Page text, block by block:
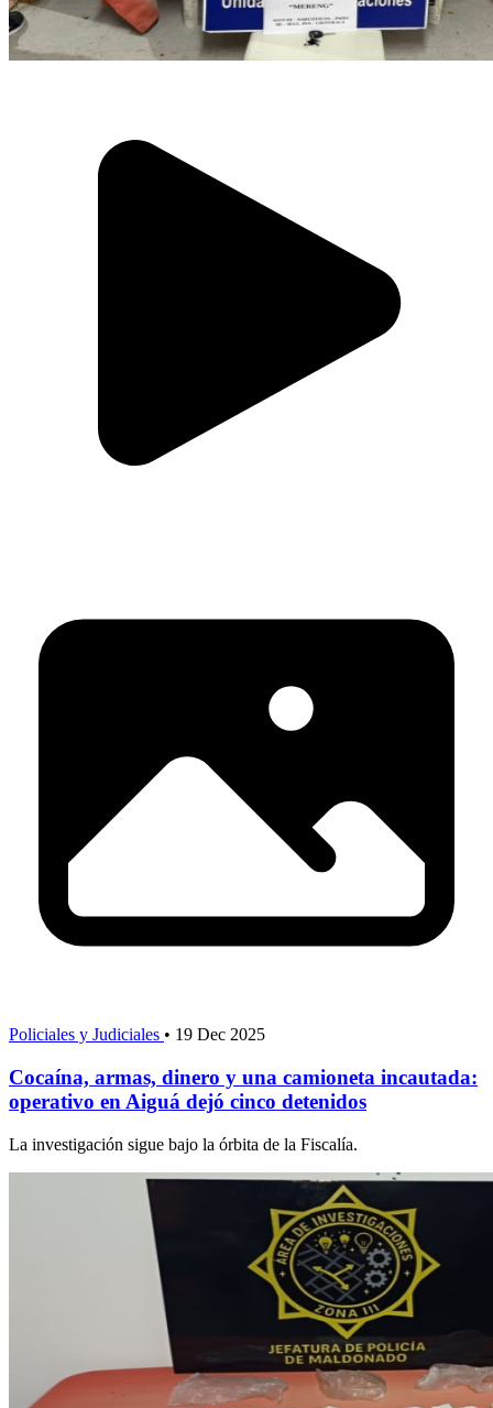
Policiales y Judiciales • 19 Dec 2025
Cocaína, armas, dinero y una camioneta incautada:
operativo en Aiguá dejó cinco detenidos
La investigación sigue bajo la órbita de la Fiscalía.